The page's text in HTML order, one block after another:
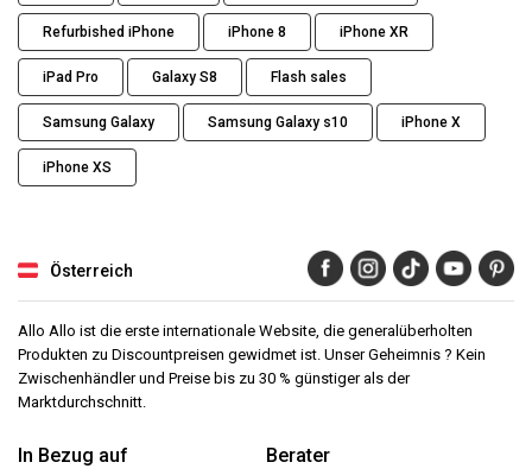
Refurbished iPhone iPhone 8 iPhone XR
iPad Pro Galaxy S8 Flash sales
Samsung Galaxy Samsung Galaxy s10 iPhone X
iPhone XS
Österreich
Allo Allo ist die erste internationale Website, die generalüberholten
Produkten zu Discountpreisen gewidmet ist. Unser Geheimnis ? Kein
Zwischenhändler und Preise bis zu 30 % günstiger als der
Marktdurchschnitt.
In Bezug auf Berater